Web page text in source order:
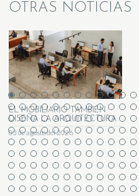
OTRAS NOTICIAS
EL MOBILIARIO TAMBIÉN
DISEÑA LA ARQUITECTURA
03 de agosto del 2026